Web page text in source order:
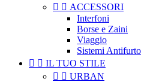
  ACCESSORI
Interfoni
Borse e Zaini
Viaggio
Sistemi Antifurto
  IL TUO STILE
  URBAN